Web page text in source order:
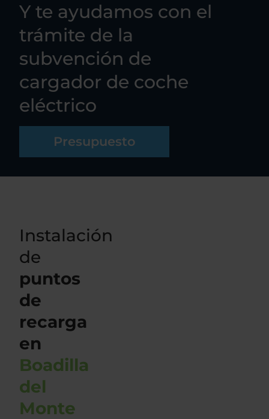
Y te ayudamos con el
trámite de la
subvención de
cargador de coche
eléctrico
Presupuesto
Instalación
de
puntos
de
recarga
en
Boadilla
del
Monte